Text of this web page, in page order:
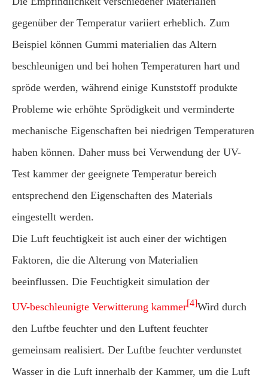
gegenüber der Temperatur variiert erheblich. Zum
Beispiel können Gummi materialien das Altern
beschleunigen und bei hohen Temperaturen hart und
spröde werden, während einige Kunststoff produkte
Probleme wie erhöhte Sprödigkeit und verminderte
mechanische Eigenschaften bei niedrigen Temperaturen
haben können. Daher muss bei Verwendung der UV-
Test kammer der geeignete Temperatur bereich
entsprechend den Eigenschaften des Materials
eingestellt werden.
Die Luft feuchtigkeit ist auch einer der wichtigen
Faktoren, die die Alterung von Materialien
beeinflussen. Die Feuchtigkeit simulation der
UV-beschleunigte Verwitterung kammer[4]Wird durch
den Luftbe feuchter und den Luftent feuchter
gemeinsam realisiert. Der Luftbe feuchter verdunstet
Wasser in die Luft innerhalb der Kammer, um die Luft